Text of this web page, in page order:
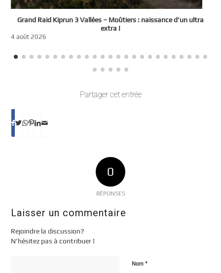
Grand Raid Kiprun 3 Vallées – Moûtiers : naissance d’un ultra
extra !
4 août 2026
Partager cet entrée
0
RÉPONSES
Laisser un commentaire
Rejoindre la discussion?
N’hésitez pas à contribuer !
Nom*